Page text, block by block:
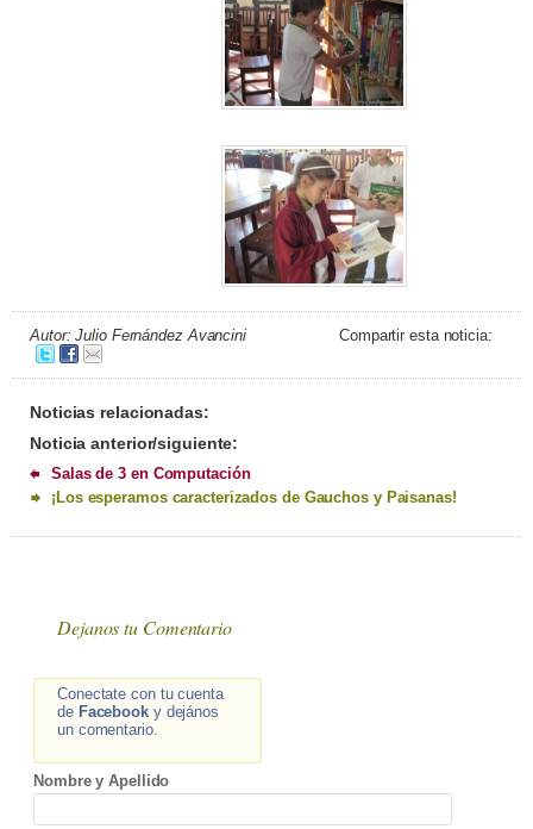
Autor: Julio Fernández Avancini Compartir esta noticia:
Noticias relacionadas:
Noticia anterior/siguiente:
Salas de 3 en Computación
¡Los esperamos caracterizados de Gauchos y Paisanas!
Dejanos tu Comentario
Conectate con tu cuenta
de Facebooky dejános
un comentario.
Nombre y Apellido